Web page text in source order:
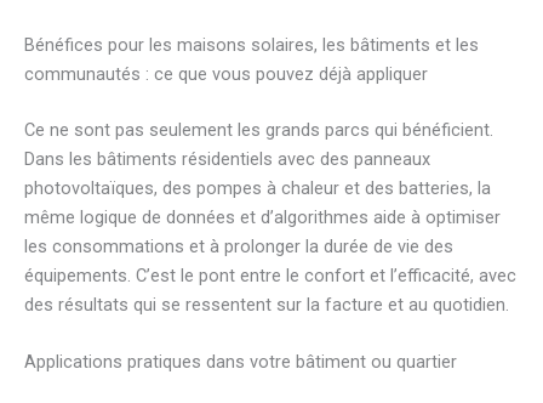
Bénéfices pour les maisons solaires, les bâtiments et les
communautés : ce que vous pouvez déjà appliquer
Ce ne sont pas seulement les grands parcs qui bénéficient.
Dans les bâtiments résidentiels avec des panneaux
photovoltaïques, des pompes à chaleur et des batteries, la
même logique de données et d’algorithmes aide à optimiser
les consommations et à prolonger la durée de vie des
équipements. C’est le pont entre le confort et l’efficacité, avec
des résultats qui se ressentent sur la facture et au quotidien.
Applications pratiques dans votre bâtiment ou quartier